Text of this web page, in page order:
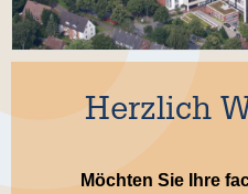
Herzlich
Möchten Sie Ihre